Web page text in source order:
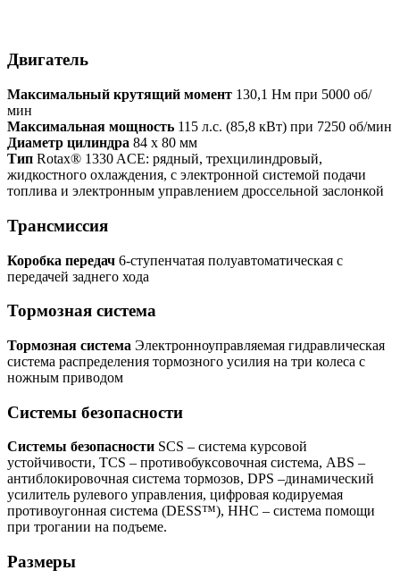
Двигатель
Максимальный крутящий момент 130,1 Нм при 5000 об/
мин
Максимальная мощность 115 л.с. (85,8 кВт) при 7250 об/мин
Диаметр цилиндра 84 x 80 мм
Тип Rotax® 1330 ACE: рядный, трехцилиндровый,
жидкостного охлаждения, с электронной системой подачи
топлива и электронным управлением дроссельной заслонкой
Транcмиссия
Коробка передач 6-ступенчатая полуавтоматическая с
передачей заднего хода
Тормозная система
Тормозная система Электронноуправляемая гидравлическая
система распределения тормозного усилия на три колеса с
ножным приводом
Системы безопасности
Системы безопасности SCS – система курсовой
устойчивости, TCS – противобуксовочная система, ABS –
антиблокировочная система тормозов, DPS –динамический
усилитель рулевого управления, цифровая кодируемая
противоугонная система (DESS™), HHC – система помощи
при трогании на подъеме.
Размеры